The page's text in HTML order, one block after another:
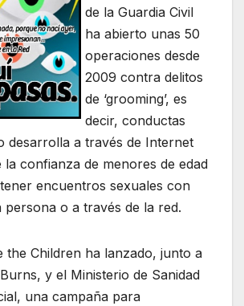
de la Guardia Civil
ha abierto unas 50
operaciones desde
2009 contra delitos
de ‘grooming’, es
decir, conductas
desarrolla a través de Internet
la confianza de menores de edad
encuentros sexuales con
persona o a través de la red.
the Children ha lanzado, junto a
y el Ministerio de Sanidad
una campaña para